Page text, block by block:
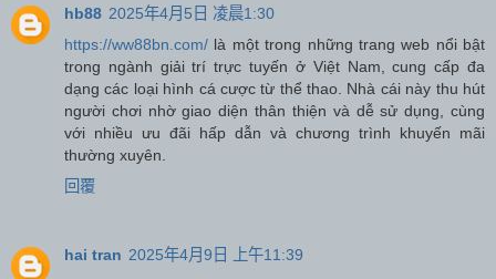
hb88 2025年4月5日 凌晨1:30
https://ww88bn.com/ là một trong những trang web nổi bật
trong ngành giải trí trực tuyến ở Việt Nam, cung cấp đa
dạng các loại hình cá cược từ thể thao. Nhà cái này thu hút
người chơi nhờ giao diện thân thiện và dễ sử dụng, cùng
với nhiều ưu đãi hấp dẫn và chương trình khuyến mãi
thường xuyên.
回覆
hai tran 2025年4月9日 上午11:39